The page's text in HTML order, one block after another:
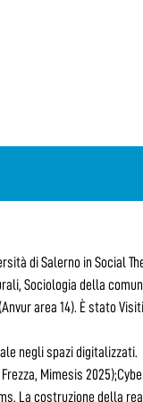
di Salerno in Social
Sociologia della
area 14). È stato
negli spazi digitalizzati.
Mimesis
La costruzione della